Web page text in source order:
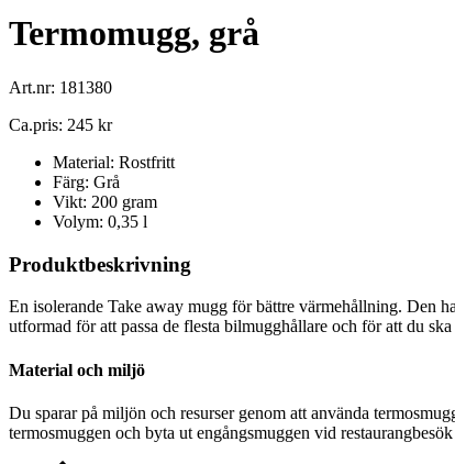
Termomugg, grå
Art.nr: 181380
Ca.pris: 245 kr
Material: Rostfritt
Färg: Grå
Vikt: 200 gram
Volym: 0,35 l
Produktbeskrivning
En isolerande Take away mugg för bättre värmehållning. Den
utformad för att passa de flesta bilmugghållare och för att du
Material och miljö
Du sparar på miljön och resurser genom att använda
termosmuggen och byta ut engångsmuggen vid